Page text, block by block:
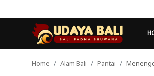
Home Alam Bali Pantai